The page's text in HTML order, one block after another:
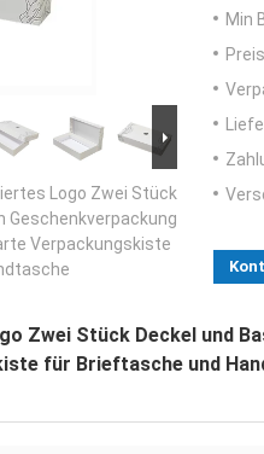
Logo Zwei Stück
Geschenkverpackung
Verpackungskiste
Min
Zwei Stück Deckel und
für Brieftasche und